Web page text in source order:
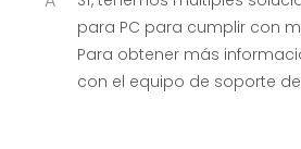
para PC para cumplir con
Para obtener más
con el equipo de soporte de